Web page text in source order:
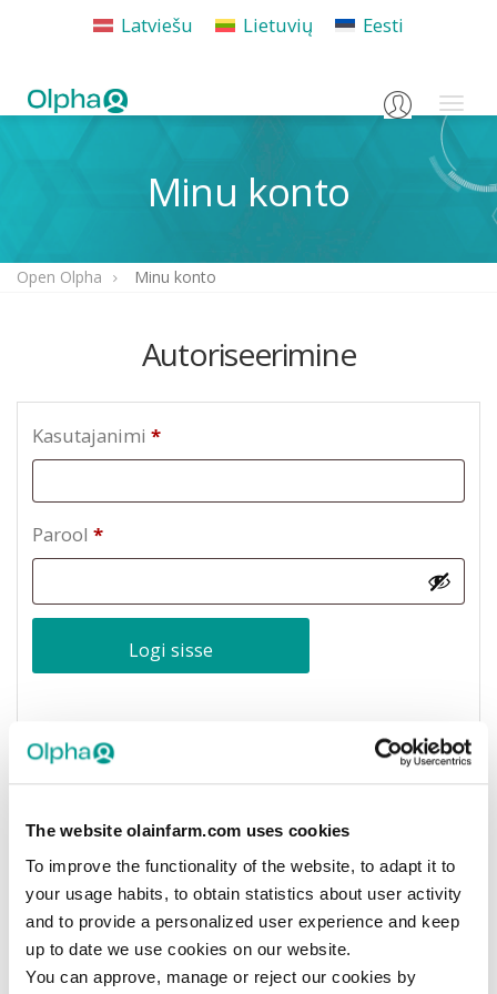
The website olainfarm.com uses cookies
To improve the functionality of the website, to adapt it to
your usage habits, to obtain statistics about user activity
and to provide a personalized user experience and keep
up to date we use cookies on our website.
You can approve, manage or reject our cookies by
Latviešu Lietuvių Eesti
Login
Minu konto
Open Olpha Minu konto
Autoriseerimine
Kasutajanimi *
Parool *
Logi sisse
Unustasite parooli või kasutajanime? Kliki siia!
AS Olpha (edaspidi – Olpha) korraldatud
seminaril/ veebiseminaril või muul üritusel
osalemiseks peate looma konto
tervishoiutöötajate portaalis "Open Olpha".